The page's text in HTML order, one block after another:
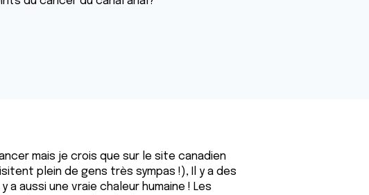
mais je crois que sur le site canadien
plein de gens très sympas !), Il y a des
aussi une vraie chaleur humaine ! Les